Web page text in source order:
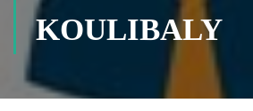
KOULIBALY